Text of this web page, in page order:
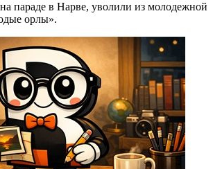
параде в Нарве, уволили из молодежной
орлы».